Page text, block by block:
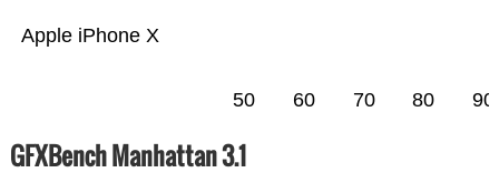
Apple iPhone X
50 60 70 80 90
GFXBench Manhattan 3.1